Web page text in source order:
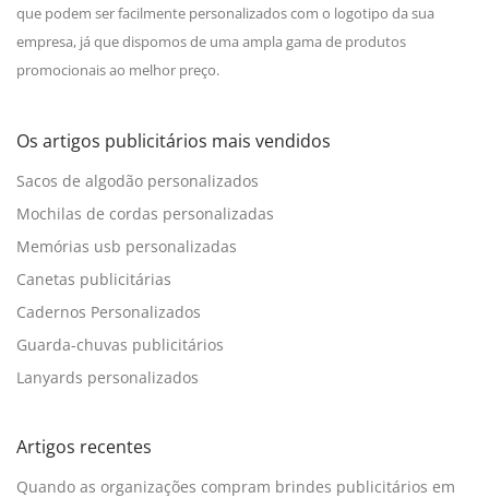
que podem ser facilmente personalizados com o logotipo da sua
empresa, já que dispomos de uma ampla gama de produtos
promocionais ao melhor preço.
Os artigos publicitários mais vendidos
Sacos de algodão personalizados
Mochilas de cordas personalizadas
Memórias usb personalizadas
Canetas publicitárias
Cadernos Personalizados
Guarda-chuvas publicitários
Lanyards personalizados
Artigos recentes
Quando as organizações compram brindes publicitários em